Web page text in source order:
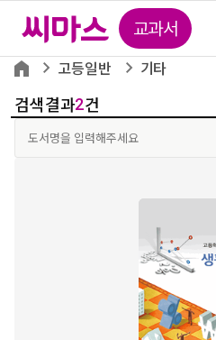
교과서
고등일반
기타
검색결과2건